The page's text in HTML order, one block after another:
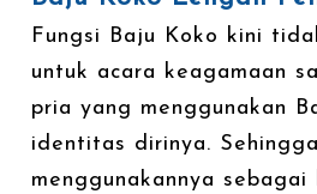
Fungsi Baju Koko kini
untuk acara keagamaan
pria yang menggunakan
identitas dirinya.
menggunakannya